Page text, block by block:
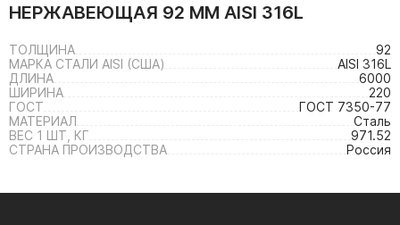
НЕРЖАВЕЮЩАЯ 92 ММ AISI 316L
ТОЛЩИНА
92
МАРКА СТАЛИ AISI (США)
AISI 316L
ДЛИНА
6000
ШИРИНА
220
ГОСТ
ГОСТ 7350-77
МАТЕРИАЛ
Сталь
ВЕС 1 ШТ, КГ
971.52
СТРАНА ПРОИЗВОДСТВА
Россия